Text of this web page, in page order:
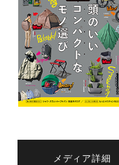
メディア詳細